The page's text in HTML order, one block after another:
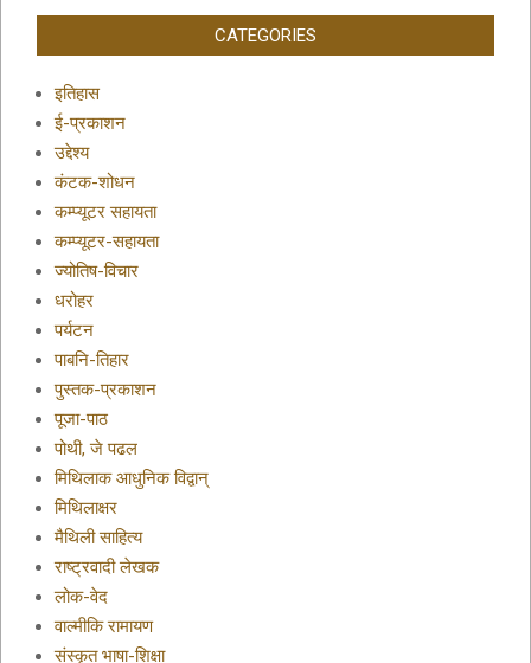
CATEGORIES
इतिहास
ई-प्रकाशन
उद्देश्य
कंटक-शोधन
कम्प्यूटर सहायता
कम्प्यूटर-सहायता
ज्योतिष-विचार
धरोहर
पर्यटन
पाबनि-तिहार
पुस्तक-प्रकाशन
पूजा-पाठ
पोथी, जे पढल
मिथिलाक आधुनिक विद्वान्
मिथिलाक्षर
मैथिली साहित्य
राष्ट्रवादी लेखक
लोक-वेद
वाल्मीकि रामायण
संस्कृत भाषा-शिक्षा